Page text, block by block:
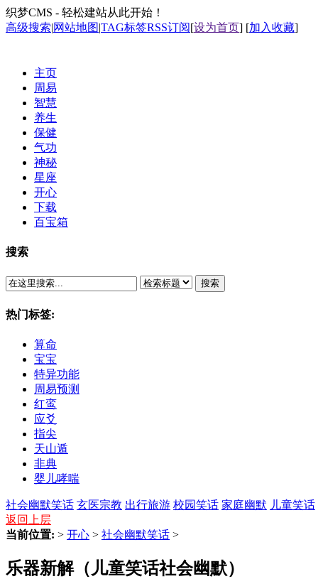
织梦CMS - 轻松建站从此开始！
高级搜索|网站地图|TAG标签RSS订阅[设为首页] [加入收藏]
主页
周易
智慧
养生
保健
气功
神秘
星座
开心
下载
百宝箱
搜索
搜索
热门标签:
算命
宝宝
特异功能
周易预测
红鸾
应爻
指尖
天山遁
非典
婴儿哮喘
社会幽默笑话 玄医宗教 出行旅游 校园笑话 家庭幽默 儿童笑话
返回上层
当前位置: > 开心 > 社会幽默笑话 >
乐器新解（儿童笑话社会幽默）